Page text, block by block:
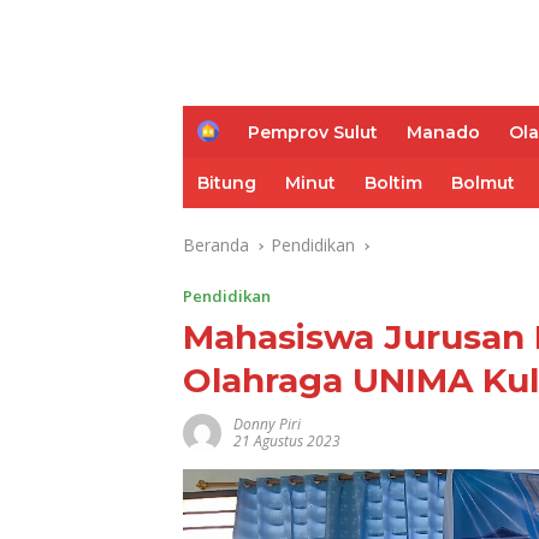
H
e
Pemprov Sulut Manado
Bitung Minut Boltim Bolmut
Beranda Pendidikan
Pendidikan
Mahasiswa
Olahraga UNIMA
Donny Piri
21 Agustus 2023